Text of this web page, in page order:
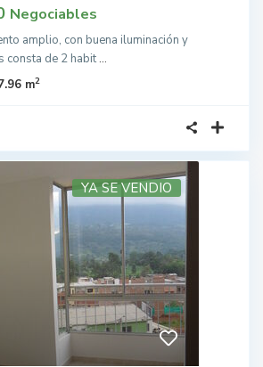
Negociables
amplio, con buena iluminación y
consta de 2 habit...
m2
YA SE VENDIO